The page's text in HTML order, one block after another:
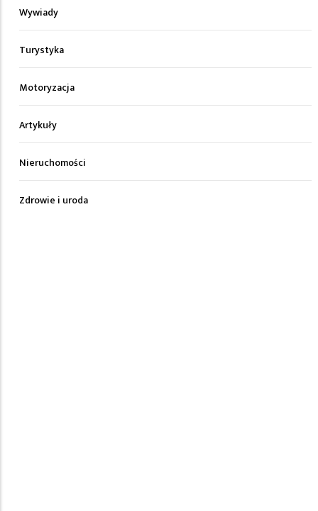
Wywiady
Turystyka
Motoryzacja
Artykuły
Nieruchomości
Zdrowie i uroda